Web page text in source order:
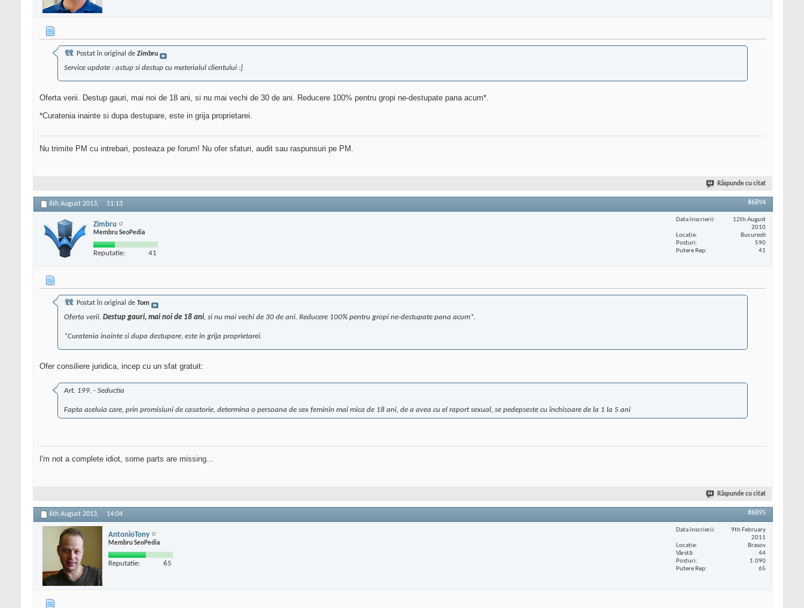
Postat în original de Zimbru
Service update : astup si destup cu materialul clientului :]
Oferta verii. Destup gauri, mai noi de 18 ani, si nu mai vechi de 30 de ani. Reducere 100% pentru gropi ne-destupate pana acum*.
*Curatenia inainte si dupa destupare, este in grija proprietarei.
Nu trimite PM cu intrebari, posteaza pe forum! Nu ofer sfaturi, audit sau raspunsuri pe PM.
Răspunde cu citat
6th August 2013, 11:13 #6894
Zimbru
Membru SeoPedia
Reputatie: 41
Data înscrierii
12th August
2010
Locaţie
Bucuresti
Posturi
590
Putere Rep
41
Postat în original de Tom
Oferta verii. Destup gauri, mai noi de 18 ani, si nu mai vechi de 30 de ani. Reducere 100% pentru gropi ne-destupate pana acum*.
*Curatenia inainte si dupa destupare, este in grija proprietarei.
Ofer consiliere juridica, incep cu un sfat gratuit:
Art. 199. - Seductia
Fapta aceluia care, prin promisiuni de casatorie, determina o persoana de sex feminin mai mica de 18 ani, de a avea cu el raport sexual, se pedepseste cu închisoare de la 1 la 5 ani
I'm not a complete idiot, some parts are missing...
Răspunde cu citat
6th August 2013, 14:04 #6895
AntonioTony
Membru SeoPedia
Reputatie: 65
Data înscrierii
9th February
2011
Locaţie
Brasov
Vârstă
44
Posturi
1.090
Putere Rep
65